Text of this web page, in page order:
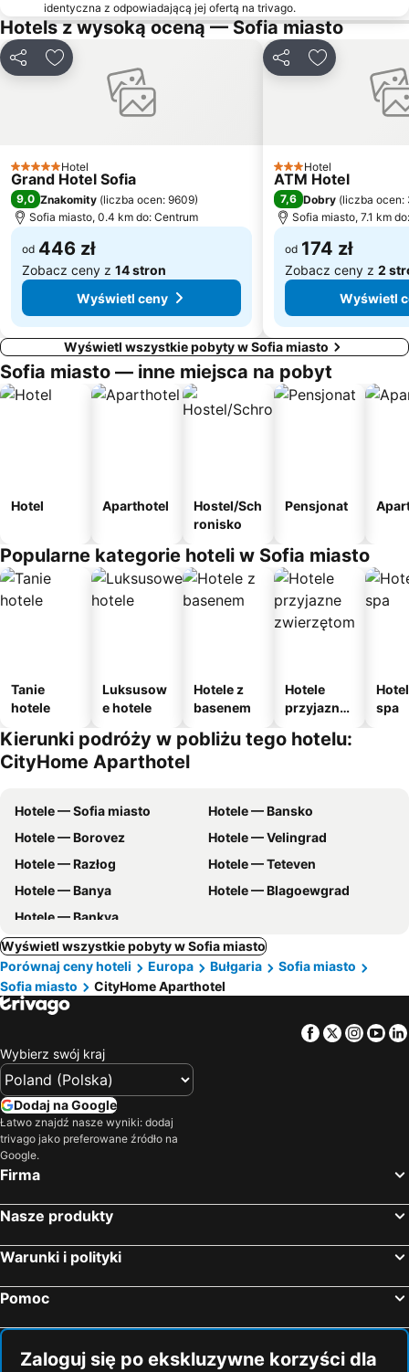
identyczna z odpowiadającą jej ofertą na trivago.
Hotels z wysoką oceną — Sofia miasto
UdostępnijDodaj do ulubionych
5 Kategoria
Hotel
Grand Hotel Sofia
9,0 Znakomity (liczba ocen: 9609)
Sofia miasto, 0.4 km do: Centrum
od 446 zł
Zobacz ceny z 14 stron
Wyświetl ceny
UdostępnijDodaj do
3 Kategoria
Hotel
ATM Hotel
7,6 Dobry (liczba ocen:
Sofia miasto, 7.1 km
od 174 zł
Zobacz ceny z 2
Wyświetl
Wyświetl wszystkie pobyty w Sofia miasto
Sofia miasto — inne miejsca na pobyt
Hotel Aparthotel
Hostel/Sch
ronisko
Pensjonat
Popularne kategorie hoteli w Sofia miasto
Tanie
hotele
Luksusow
e hotele
Hotele z
basenem
Hotele
przyjazne
m
spa
Kierunki podróży w pobliżu tego hotelu:
CityHome Aparthotel
Hotele — Sofia miasto
Hotele — Bansko
Hotele — Borovez
Hotele — Velingrad
Hotele — Razłog
Hotele — Teteven
Hotele — Banya
Hotele — Blagoewgrad
Hotele — Bankya
Wyświetl wszystkie pobyty w Sofia miasto
Porównaj ceny hoteli
Europa Bułgaria
Sofia miasto
Sofia miasto
CityHome Aparthotel
Facebook
Twitter
Wybierz swój kraj
Dodaj na Google
Łatwo znajdź nasze wyniki: dodaj
trivago jako preferowane źródło na
Google.
Firma
Nasze produkty
Warunki i polityki
Pomoc
Zaloguj się po ekskluzywne korzyści dla